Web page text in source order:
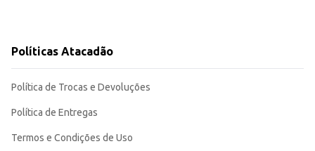
Políticas Atacadão
Política de Trocas e Devoluções
Política de Entregas
Termos e Condições de Uso